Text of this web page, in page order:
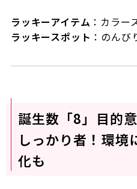
ラッキーアイテム ：カラー
ラッキースポット ：のんび
誕生数「8」目的
しっかり者！環境
化も